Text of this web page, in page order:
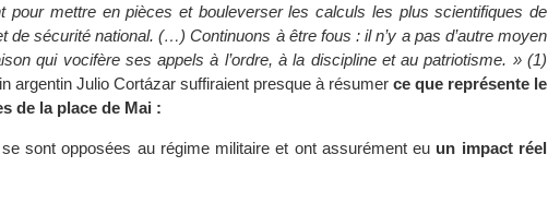
pour mettre en pièces et bouleverser les calculs les plus scientifiques de
de sécurité national. (…) Continuons à être fous : il n’y a pas d’autre moyen
qui vocifère ses appels à l’ordre, à la discipline et au patriotisme. » (1)
argentin Julio Cortázar suffiraient presque à résumer ce que représente le
de la place de Mai :
se sont opposées au régime militaire et ont assurément eu un impact réel